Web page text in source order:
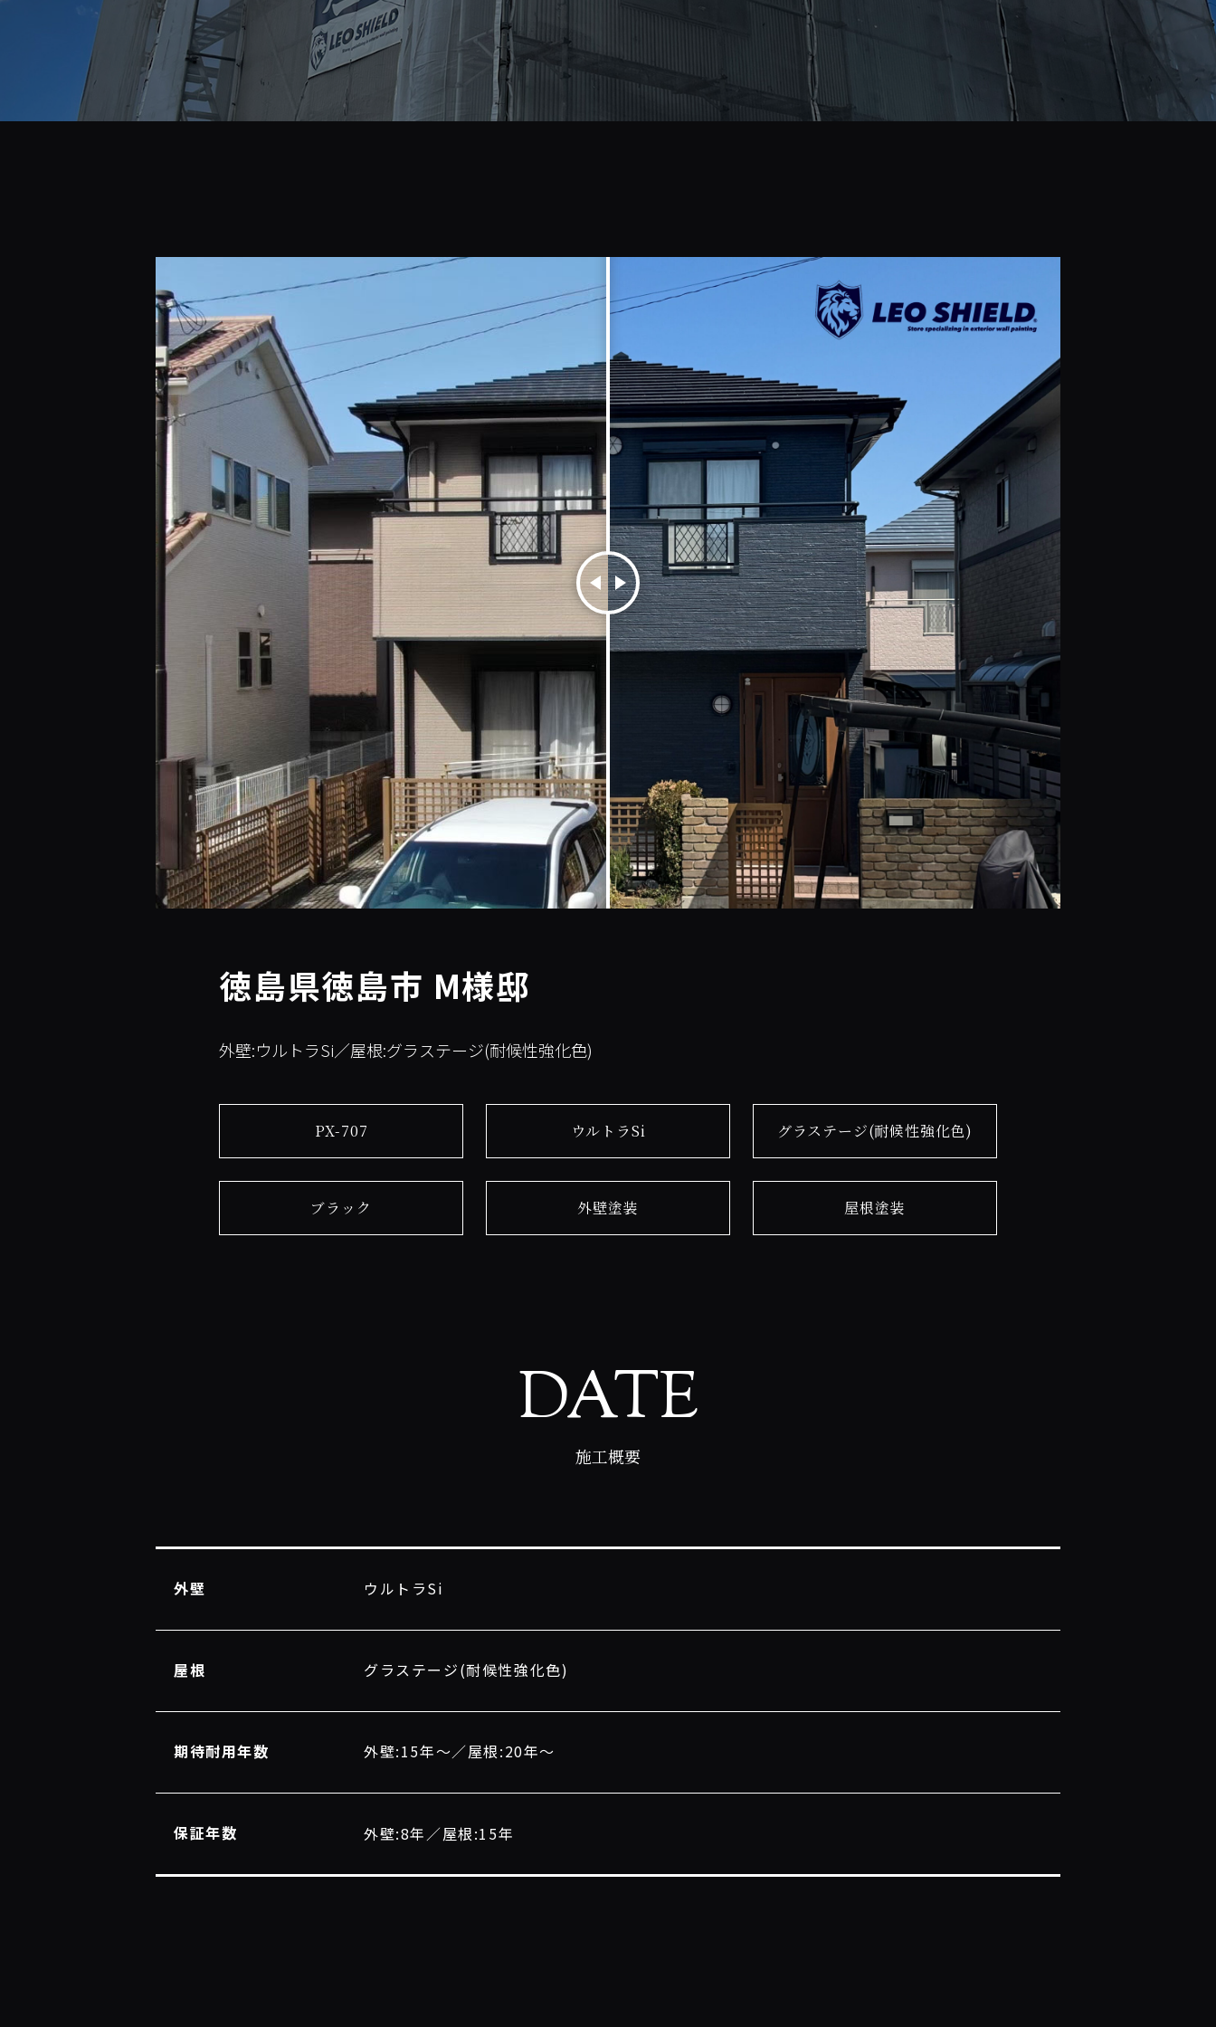
徳島県徳島市 M様邸
外壁:ウルトラSi／屋根:グラステージ(耐候性強化色)
PX-707 ウルトラSi グラステージ(耐候性強化色)
ブラック 外壁塗装 屋根塗装
DATE
施工概要
外壁 ウルトラSi
屋根 グラステージ(耐候性強化色)
期待耐用年数 外壁:15年〜／屋根:20年〜
保証年数 外壁:8年／屋根:15年